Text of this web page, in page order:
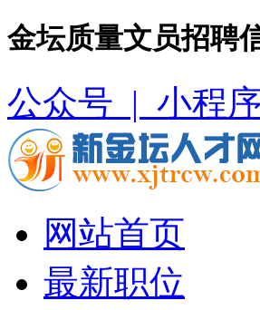
金坛质量文员招聘
公众号 | 小程
网站首页
最新职位